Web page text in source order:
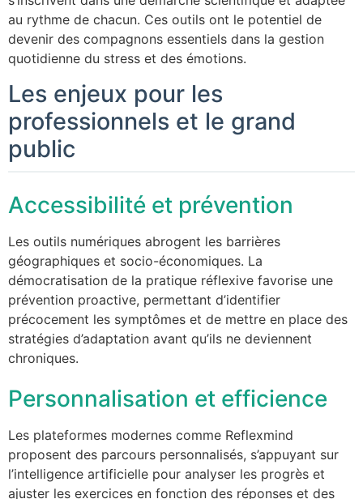
au rythme de chacun. Ces outils ont le potentiel de
devenir des compagnons essentiels dans la gestion
quotidienne du stress et des émotions.
Les enjeux pour les
professionnels et le grand
public
Accessibilité et prévention
Les outils numériques abrogent les barrières
géographiques et socio-économiques. La
démocratisation de la pratique réflexive favorise une
prévention proactive, permettant d’identifier
précocement les symptômes et de mettre en place des
stratégies d’adaptation avant qu’ils ne deviennent
chroniques.
Personnalisation et efficience
Les plateformes modernes comme Reflexmind
proposent des parcours personnalisés, s’appuyant sur
l’intelligence artificielle pour analyser les progrès et
ajuster les exercices en fonction des réponses et des